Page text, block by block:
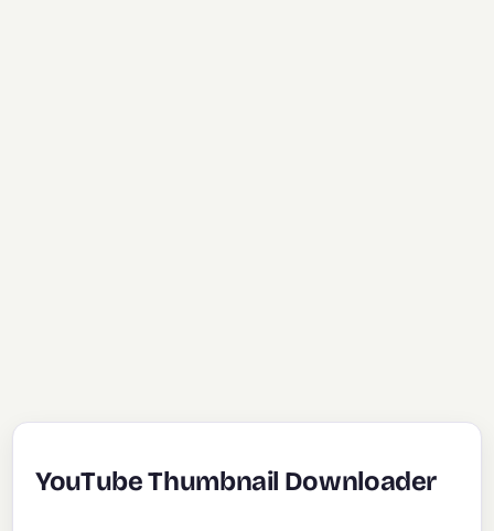
YouTube Thumbnail Downloader